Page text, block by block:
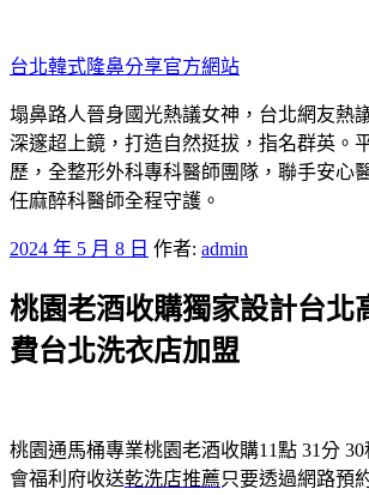
至
主
要
內
容
台北韓式隆鼻分享官方網站
塌鼻路人晉身國光熱議女神，台北網友熱
深邃超上鏡，打造自然挺拔，指名群英。
歷，全整形外科專科醫師團隊，聯手安心
任麻醉科醫師全程守護。
發
於
2024 年 5 月 8 日 作者: admin
桃園老酒收購獨家設計台北
費台北洗衣店加盟
桃園通馬桶專業桃園老酒收購11點 31分 30
會福利府收送乾洗店推薦只要透過網路預